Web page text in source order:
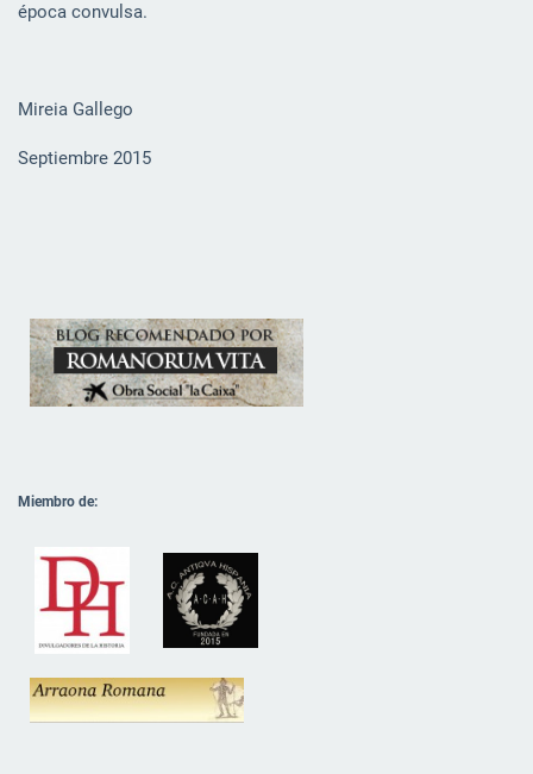
época convulsa.
Mireia Gallego
Septiembre 2015
Miembro de: